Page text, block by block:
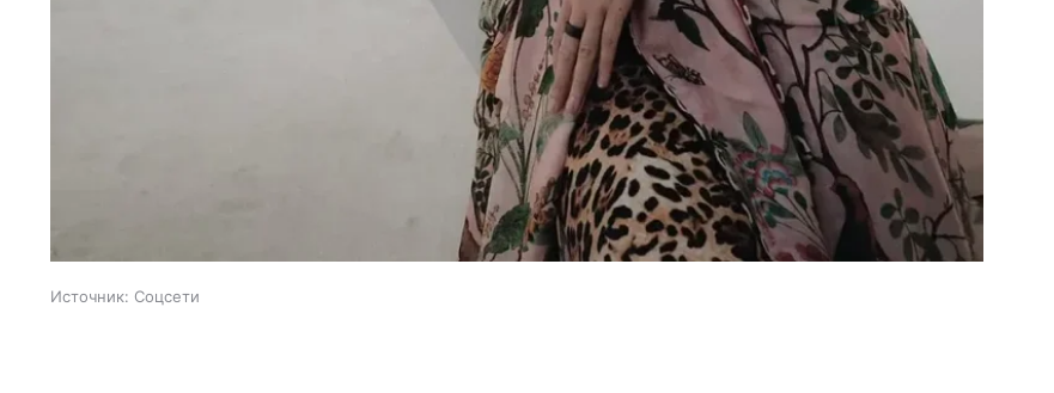
Источник: Соцсети